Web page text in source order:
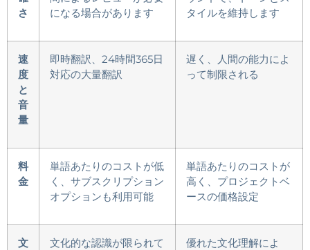
さ
になる場合があります
タイルを維持します
速
度
と
音
量
即時翻訳、24時間365日
対応の大量翻訳
遅く、人間の能力によ
って制限される
料
金
単語あたりのコストが低
く、サブスクリプション
オプションも利用可能
単語あたりのコストが
高く、プロジェクトベ
ースの価格設定
文
文化的な認識が限られて
優れた文化理解によ